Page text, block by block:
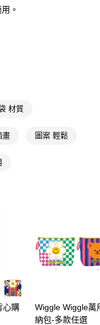
面顯示為準，若有關於
聯繫「AFTEE先享後付
support/home
易相關給付款項請求債
人之同意方可使用
失，本公司不負相關責
之用戶狀況，依本公司即
發現惡意使用之情形，
。
材質
畫 圖案 輕鬆
心購
Wiggle Wiggle萬
納包-多款任選